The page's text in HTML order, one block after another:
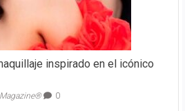
inspirado en el icónico
0